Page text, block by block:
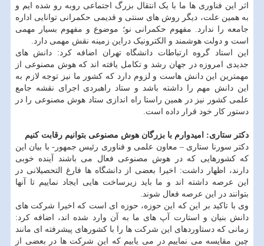
اثر این فناوری ها ما با یک انتقال بزرگ اجتماعی روبه رو شده ایم و
به همین علت، دیگر روش های سنتی و قدیمی حکمرانی توانایی اداره
جامعه را ندارد. مفهوم حکمرانی نو؛ موضوع و مفهوم بسیار مهمی
است و دولت هوشمند و الکترونیک دراین زمینه نقش مهمی دارد.
این استاد گروه ارتباطات دانشگاه تهران اضافه کرد: دانش های
جدیدی امروزه در جهان رشد و تکامل یافته اند که هوش مصنوعی از
مهمترین این دانش هاست و لزوم دارد که کشور ما نیز توجه لازم به
این دانش مهم را داشته باشد و ستاد راهبردی اجرای نقشه جامع
علمی کشور نیز در همین راستا راه اندازی ستاد هوش مصنوعی را در
دستور کار خود قرار داده است.
دکتر ستاری: امیدوارم با بزرگان هوش مصنوعی بتوانیم رقابت کنیم
دکتر سورنا ستاری – معاون علمی و فناوری رئیس جمهور- با بیان این
که کشورهایی که در هوش مصنوعی فعال می باشند آینده خوبی
دارند، اظهار داشت: اخیرا بعضی از دانشگاه ها فارغ التحصیلانی در
این عرصه داشته اند و ما باید زیرساخت هایی ایجاد نماییم تا آنها
بتوانند در این عرصه فعال شوند.
وی با تاکید بر این که این حوزه، حوزه ای است که اخیرا شرکت های
دانش بنیان و استارت آپ های ما به آن وارد شده اند، اضافه کرد:
زمانی که دستاوردهای این شرکت ها را با کشورهای پیشرفته ای مانند
چین مقایسه می نماییم در می یابیم که این شرکت ها در بعضی از